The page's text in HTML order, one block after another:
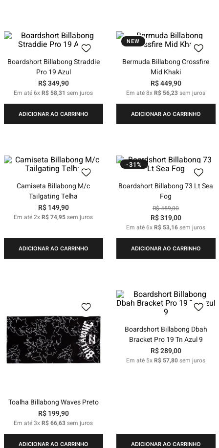
Boardshort Billabong Straddie
Pro 19 Azul
R$349,90
Em até6xR$ 58,31 sem juros
ADICIONAR AO CARRINHO
NEW
Bermuda Billabong Crossfire
Mid Khaki
R$449,90
Em até8xR$ 56,23sem juros
ADICIONAR AO CARRINHO
Camiseta Billabong M/c
Tailgating Telha
R$ 149,90
Em até2xR$74,95sem juros
ADICIONAR AO CARRINHO
-31%
Boardshort Billabong 73 Lt Sea
Fog
R$459,00
R$319,00
Em até6xR$ 53,16sem juros
ADICIONAR AO CARRINHO
Toalha Billabong Waves Preto
R$ 199,90
Em até3xR$66,63sem juros
ADICIONAR AO CARRINHO
Boardshort Billabong Dbah
Bracket Pro 19 Tn Azul 9
R$289,00
Em até 5xR$ 57,80sem juros
ADICIONAR AO CARRINHO